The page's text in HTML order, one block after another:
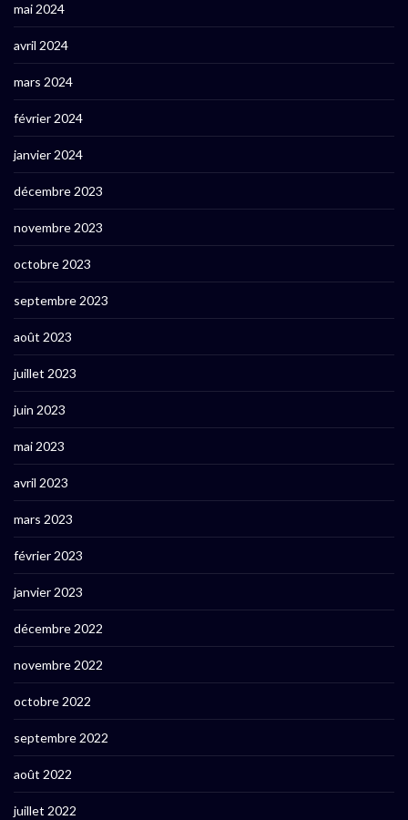
mai 2024
avril 2024
mars 2024
février 2024
janvier 2024
décembre 2023
novembre 2023
octobre 2023
septembre 2023
août 2023
juillet 2023
juin 2023
mai 2023
avril 2023
mars 2023
février 2023
janvier 2023
décembre 2022
novembre 2022
octobre 2022
septembre 2022
août 2022
juillet 2022